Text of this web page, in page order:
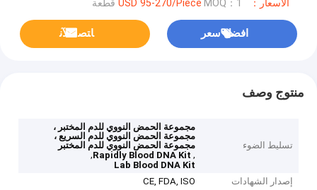
الأسعار：USD 95-270/Piece MOQ：1 قطعة
افضل سعر ﺎﺘﺼﻟ ﺍﻶﻧ
منتوج وصف
تسليط الضوء
مجموعة الحمض النووي للدم المختبر ،
مجموعة الحمض النووي للدم السريع ،
مجموعة الحمض النووي للدم المختبر
,
Rapidly Blood DNA Kit
,
Lab Blood DNA Kit
إصدار الشهادات
CE, FDA, ISO